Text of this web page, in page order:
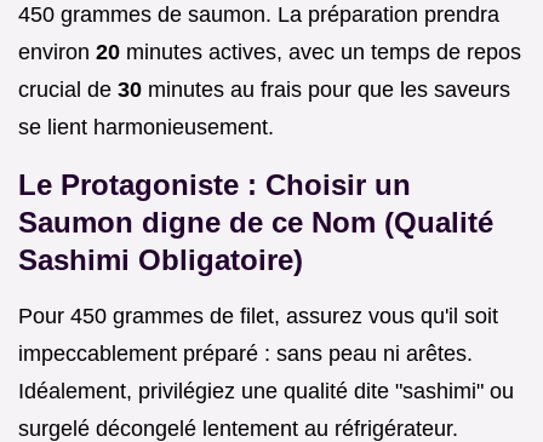
450 grammes de saumon. La préparation prendra
environ 20 minutes actives, avec un temps de repos
crucial de 30 minutes au frais pour que les saveurs
se lient harmonieusement.
Le Protagoniste : Choisir un
Saumon digne de ce Nom (Qualité
Sashimi Obligatoire)
Pour 450 grammes de filet, assurez vous qu'il soit
impeccablement préparé : sans peau ni arêtes.
Idéalement, privilégiez une qualité dite "sashimi" ou
surgelé décongelé lentement au réfrigérateur.